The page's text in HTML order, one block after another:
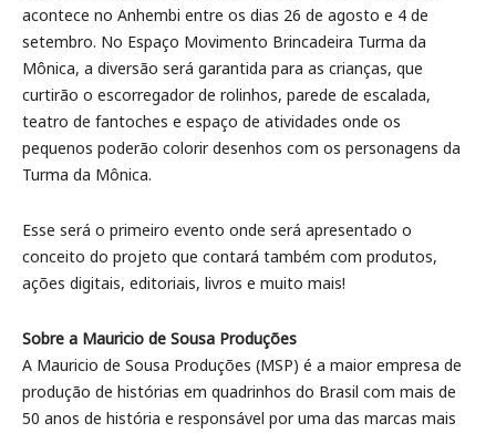
acontece no Anhembi entre os dias 26 de agosto e 4 de
setembro. No Espaço Movimento Brincadeira Turma da
Mônica, a diversão será garantida para as crianças, que
curtirão o escorregador de rolinhos, parede de escalada,
teatro de fantoches e espaço de atividades onde os
pequenos poderão colorir desenhos com os personagens da
Turma da Mônica.
Esse será o primeiro evento onde será apresentado o
conceito do projeto que contará também com produtos,
ações digitais, editoriais, livros e muito mais!
Sobre a Mauricio de Sousa Produções
A Mauricio de Sousa Produções (MSP) é a maior empresa de
produção de histórias em quadrinhos do Brasil com mais de
50 anos de história e responsável por uma das marcas mais